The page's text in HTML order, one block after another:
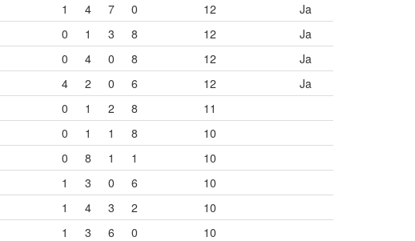
1 4 7 0 12
Ja
0 1 3 8 12
Ja
0 4 0 8 12
Ja
4 2 0 6 12
Ja
0 1 2 8
11
0 1 1 8
10
0 8 1 1
10
1 3 0 6
10
1 4 3 2
10
1 3 6 0
10